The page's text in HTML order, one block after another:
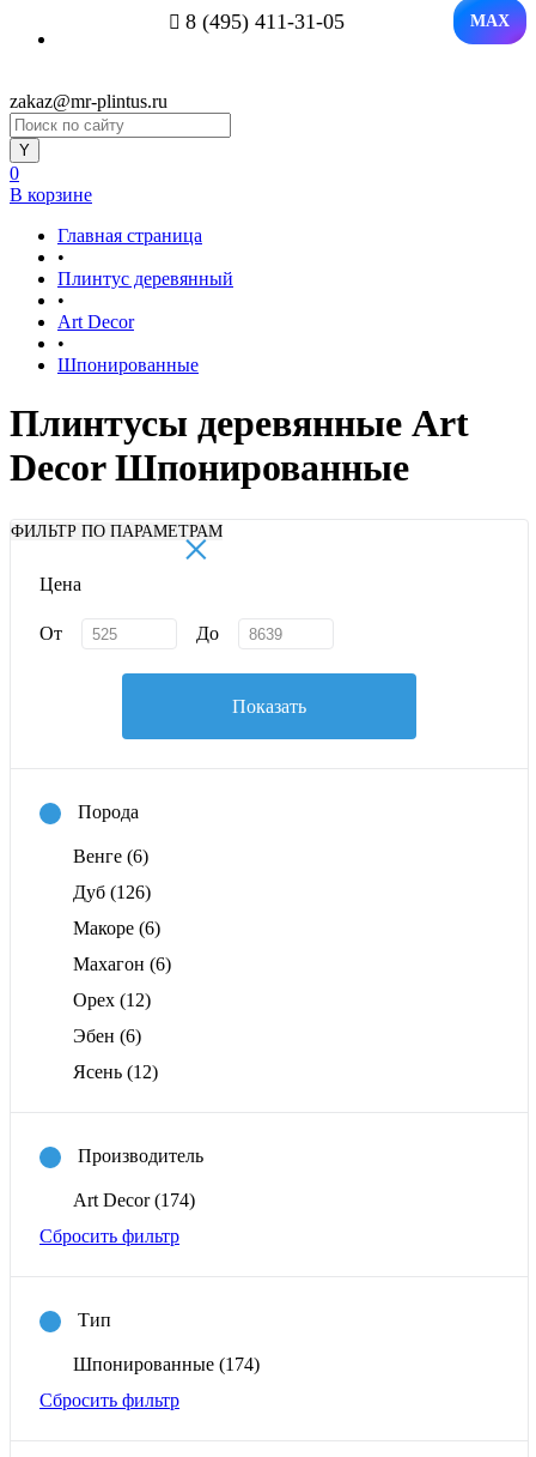
8 (495) 411-31-05 MAX
zakaz@mr-plintus.ru
0
В корзине
Главная страница
•
Плинтус деревянный
•
Art Decor
•
Шпонированные
Плинтусы деревянные Art
Decor Шпонированные
ФИЛЬТР ПО ПАРАМЕТРАМ
×
Цена
От До
Показать
Порода
Венге (6)
Дуб (126)
Макоре (6)
Махагон (6)
Орех (12)
Эбен (6)
Ясень (12)
Производитель
Art Decor(174)
Сбросить фильтр
Тип
Шпонированные (174)
Сбросить фильтр